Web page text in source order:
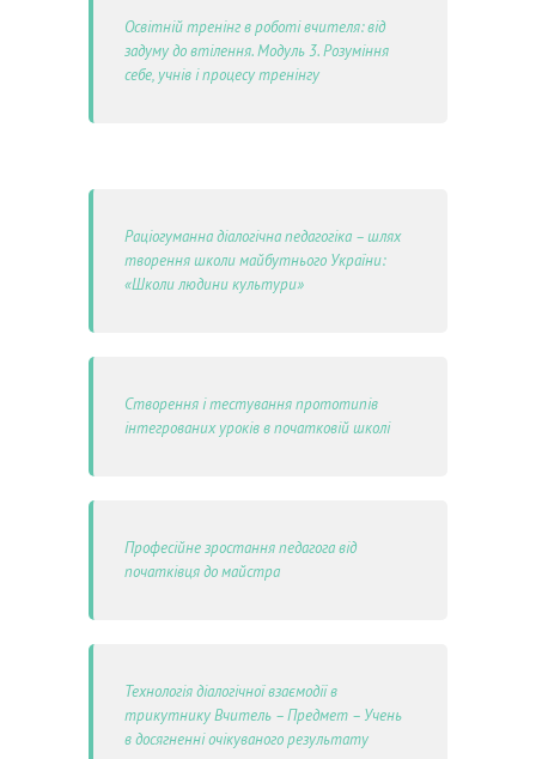
Освітній тренінг в роботі вчителя: від
задуму до втілення. Модуль 3. Розуміння
себе, учнів і процесу тренінгу
Раціогуманна діалогічна педагогіка – шлях
творення школи майбутнього України:
«Школи людини культури»
Створення і тестування прототипів
інтегрованих уроків в початковій школі
Професійне зростання педагога від
початківця до майстра
Технологія діалогічної взаємодії в
трикутнику Вчитель – Предмет – Учень
в досягненні очікуваного результату